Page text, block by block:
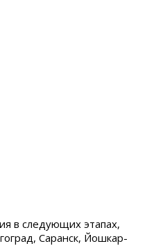
в следующих этапах,
Саранск, Йошкар-